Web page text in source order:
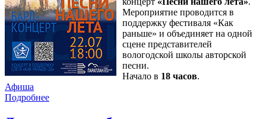
Мероприятие проводится в
поддержку фестиваля «Как
раньше» и объединяет на одной
сцене представителей
вологодской школы авторской
песни.
Начало в 18 часов.
Афиша
Подробнее